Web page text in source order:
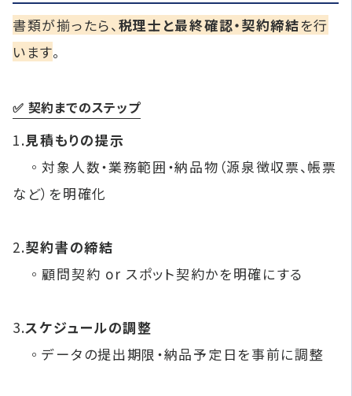
書類が揃ったら、税理士と最終確認・契約締結を行
います。
✅ 契約までのステップ
1.見積もりの提示
◦対象人数・業務範囲・納品物（源泉徴収票、帳票
など）を明確化
2.契約書の締結
◦顧問契約 or スポット契約かを明確にする
3.スケジュールの調整
◦データの提出期限・納品予定日を事前に調整